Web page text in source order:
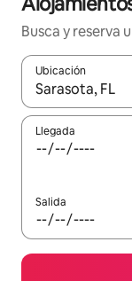
Busca y reserva
Ubicación
Cuando los
Llegada
Salida